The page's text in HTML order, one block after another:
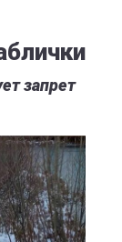
запрет